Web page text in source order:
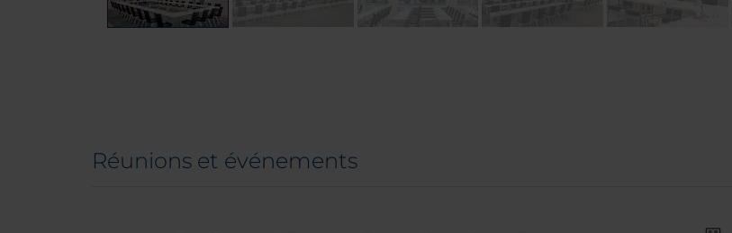
Réunions et événements